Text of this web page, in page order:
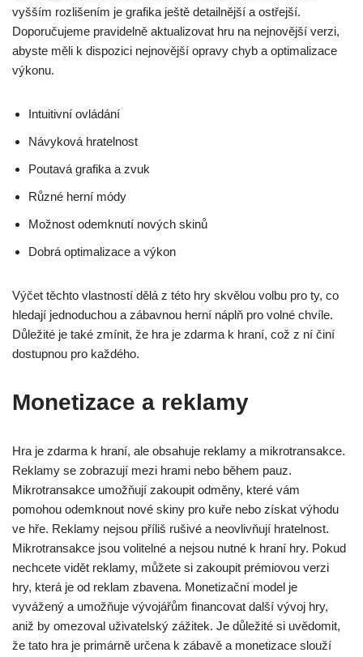
vyšším rozlišením je grafika ještě detailnější a ostřejší.
Doporučujeme pravidelně aktualizovat hru na nejnovější verzi,
abyste měli k dispozici nejnovější opravy chyb a optimalizace
výkonu.
Intuitivní ovládání
Návyková hratelnost
Poutavá grafika a zvuk
Různé herní módy
Možnost odemknutí nových skinů
Dobrá optimalizace a výkon
Výčet těchto vlastností dělá z této hry skvělou volbu pro ty, co
hledají jednoduchou a zábavnou herní náplň pro volné chvíle.
Důležité je také zmínit, že hra je zdarma k hraní, což z ní činí
dostupnou pro každého.
Monetizace a reklamy
Hra je zdarma k hraní, ale obsahuje reklamy a mikrotransakce.
Reklamy se zobrazují mezi hrami nebo během pauz.
Mikrotransakce umožňují zakoupit odměny, které vám
pomohou odemknout nové skiny pro kuře nebo získat výhodu
ve hře. Reklamy nejsou příliš rušivé a neovlivňují hratelnost.
Mikrotransakce jsou volitelné a nejsou nutné k hraní hry. Pokud
nechcete vidět reklamy, můžete si zakoupit prémiovou verzi
hry, která je od reklam zbavena. Monetizační model je
vyvážený a umožňuje vývojářům financovat další vývoj hry,
aniž by omezoval uživatelský zážitek. Je důležité si uvědomit,
že tato hra je primárně určena k zábavě a monetizace slouží